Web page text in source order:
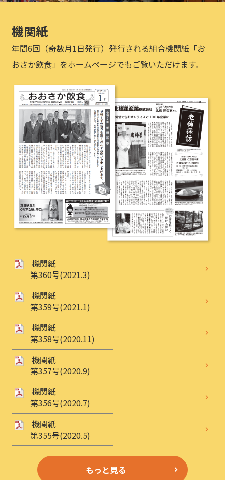
機関紙
年間6回（奇数月1日発行）発行される組合機関紙「お
おさか飲食」をホームページでもご覧いただけます。
機関紙
第360号(2021.3)
機関紙
第359号(2021.1)
機関紙
第358号(2020.11)
機関紙
第357号(2020.9)
機関紙
第356号(2020.7)
機関紙
第355号(2020.5)
もっと見る